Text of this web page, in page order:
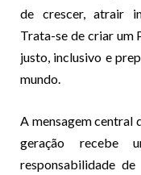
de crescer, atrair
Trata-se de criar um
justo, inclusivo e
mundo.
A mensagem central
geração
responsabilidade